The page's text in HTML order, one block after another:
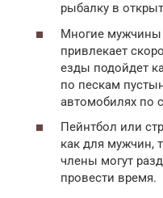
рыбалку в
Многие мужчины
привлекает
езды подойдет
по пескам
автомобилях по
Пейнтбол или
как для мужчин,
члены могут
провести время.